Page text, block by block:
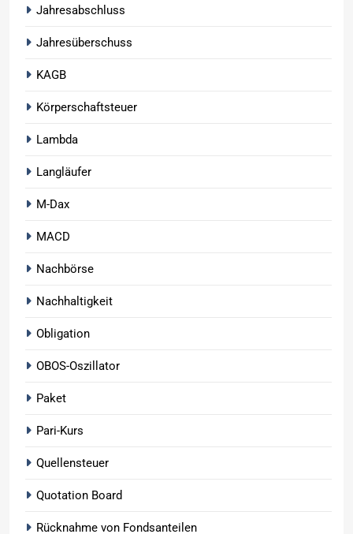
Jahresabschluss
Jahresüberschuss
KAGB
Körperschaftsteuer
Lambda
Langläufer
M-Dax
MACD
Nachbörse
Nachhaltigkeit
Obligation
OBOS-Oszillator
Paket
Pari-Kurs
Quellensteuer
Quotation Board
Rücknahme von Fondsanteilen